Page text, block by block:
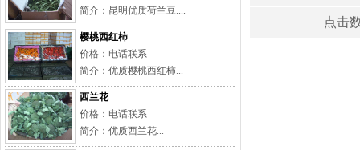
简介：昆明优质荷兰豆....
樱桃西红柿
价格：电话联系
简介：优质樱桃西红柿...
西兰花
价格：电话联系
简介：优质西兰花...
点击